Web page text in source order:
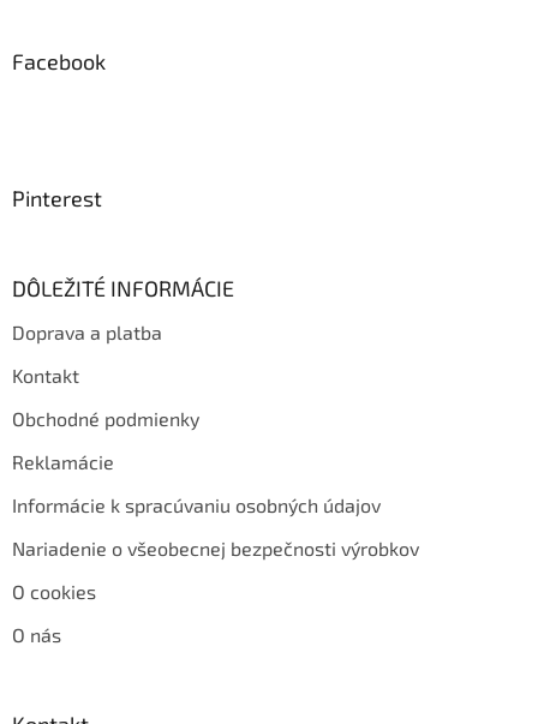
Facebook
Pinterest
DÔLEŽITÉ INFORMÁCIE
Doprava a platba
Kontakt
Obchodné podmienky
Reklamácie
Informácie k spracúvaniu osobných údajov
Nariadenie o všeobecnej bezpečnosti výrobkov
O cookies
O nás